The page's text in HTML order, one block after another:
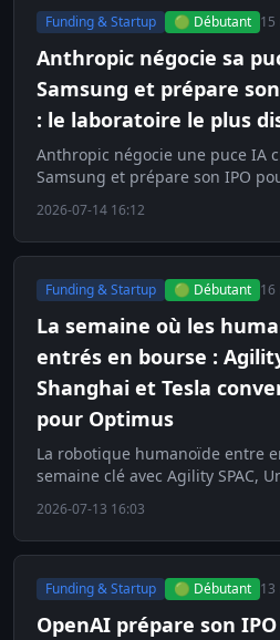
Funding & Startup 🟢 Débutant 15
Anthropic négocie sa
Samsung et prépare
: le laboratoire le plus
Anthropic négocie une puce IA
Samsung et prépare son IPO
2026-07-14 16:12
Funding & Startup 🟢 Débutant 16
La semaine où les
entrés en bourse :
Shanghai et Tesla
pour Optimus
La robotique humanoïde entre
semaine clé avec Agility SPAC,
2026-07-13 16:03
Funding & Startup 🟢 Débutant 13
OpenAI prépare son